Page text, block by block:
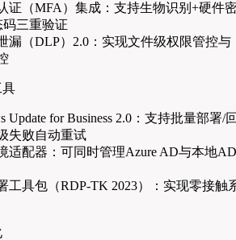
证（MFA）集成：支持生物识别+硬件
三重验证
漏（DLP）2.0：实现文件级权限管控与
具
Update for Business 2.0：支持批量部署/
失败自动重试
适配器：可同时管理Azure AD与本地AD
工具包（RDP-TK 2023）：实现零接触